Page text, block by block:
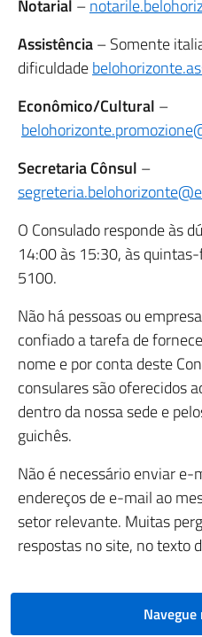
Notarial –
Assistência– Somente
dificuldade
Econômico/Cultural –
Secretaria Cônsul –
O Consulado responde às
14:00 às 15:30, às
5100.
Não há pessoas ou
confiado a tarefa de
nome e por conta deste
consulares são oferecidos
dentro da nossa sede e
guichês.
Não é necessário enviar e-
endereços de e-mail ao
setor relevante. Muitas
respostas no site, no texto
Navegue